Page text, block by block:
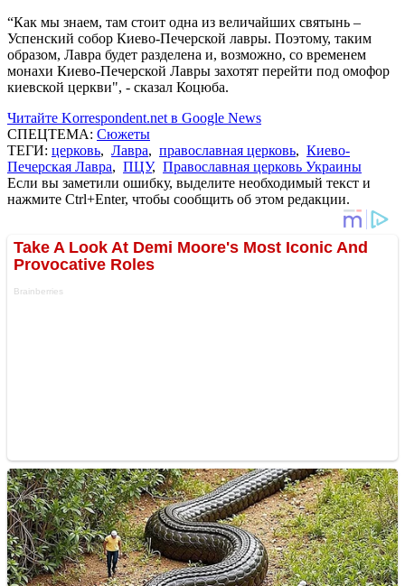
“Как мы знаем, там стоит одна из величайших святынь –
Успенский собор Киево-Печерской лавры. Поэтому, таким
образом, Лавра будет разделена и, возможно, со временем
монахи Киево-Печерской Лавры захотят перейти под омофор
киевской церкви", - сказал Коцюба.
Читайте Korrespondent.net в Google News
СПЕЦТЕМА: Сюжеты
ТЕГИ: церковь, Лавра, православная церковь, Киево-
Печерская Лавра, ПЦУ, Православная церковь Украины
Если вы заметили ошибку, выделите необходимый текст и
нажмите Ctrl+Enter, чтобы сообщить об этом редакции.